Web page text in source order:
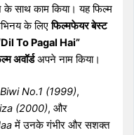
साथ काम किया। यह फिल्म
के लिएफिल्मफेयर बेस्ट
To Pagal Hai”
अवॉर्डअपने नाम किया।
Biwi No.1 (1999),
(2000), और
में उनके गंभीर और सशक्त